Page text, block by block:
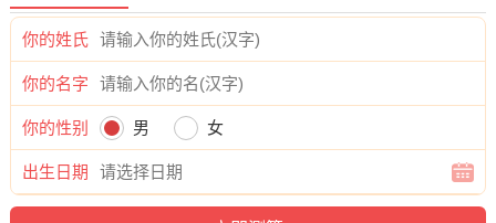
你的姓氏
你的名字
你的性别 男 女
出生日期